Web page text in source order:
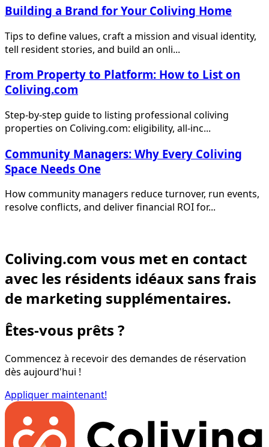
Building a Brand for Your Coliving Home
Tips to define values, craft a mission and visual identity,
tell resident stories, and build an onli...
From Property to Platform: How to List on
Coliving.com
Step-by-step guide to listing professional coliving
properties on Coliving.com: eligibility, all-inc...
Community Managers: Why Every Coliving
Space Needs One
How community managers reduce turnover, run events,
resolve conflicts, and deliver financial ROI for...
Coliving.com vous met en contact
avec les résidents idéaux sans frais
de marketing supplémentaires.
Êtes-vous prêts ?
Commencez à recevoir des demandes de réservation
dès aujourd'hui !
Appliquer maintenant!